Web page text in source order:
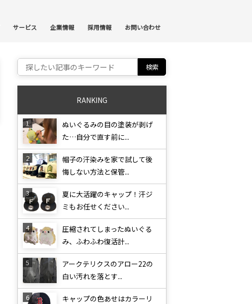
サービス 企業情報 採用情報 お問い合わせ
Search for:
RANKING
ぬいぐるみの目の塗装が剥げ
た…自分で直す前に...
帽子の汗染みを家で試して後
悔しない方法と保管...
夏に大活躍のキャップ！汗ジ
ミもお任せください...
圧縮されてしまったぬいぐる
み、ふわふわ復活計...
アークテリクスのアロー22の
白い汚れを落とす...
キャップの色あせはカラーリ